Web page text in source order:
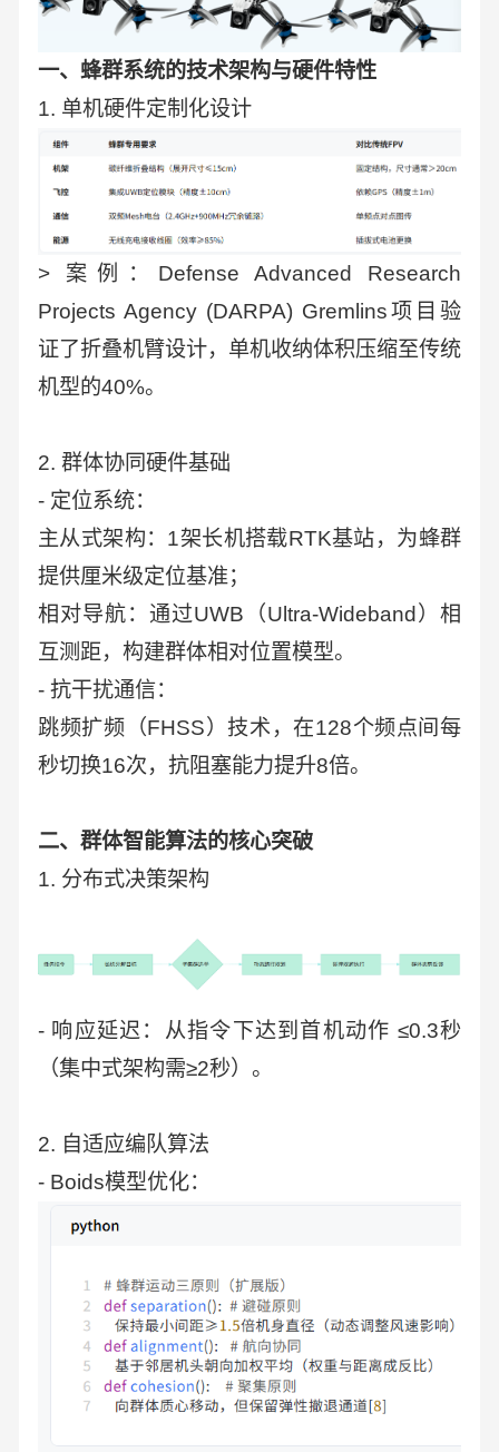
一、蜂群系统的技术架构与硬件特性
1. 单机硬件定制化设计
> 案例：Defense Advanced Research
Projects Agency (DARPA) Gremlins项目验
证了折叠机臂设计，单机收纳体积压缩至传统
机型的40%。
2. 群体协同硬件基础
- 定位系统：
主从式架构：1架长机搭载RTK基站，为蜂群
提供厘米级定位基准；
相对导航：通过UWB（Ultra-Wideband）相
互测距，构建群体相对位置模型。
- 抗干扰通信：
跳频扩频（FHSS）技术，在128个频点间每
秒切换16次，抗阻塞能力提升8倍。
二、群体智能算法的核心突破
1. 分布式决策架构
- 响应延迟：从指令下达到首机动作 ≤0.3秒
（集中式架构需≥2秒）。
2. 自适应编队算法
- Boids模型优化：